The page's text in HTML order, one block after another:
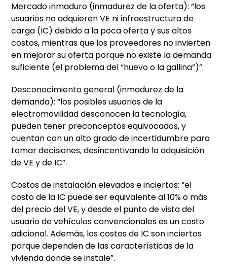
Mercado inmaduro (inmadurez de la oferta): “los
usuarios no adquieren VE ni infraestructura de
carga (IC) debido a la poca oferta y sus altos
costos, mientras que los proveedores no invierten
en mejorar su oferta porque no existe la demanda
suficiente (el problema del “huevo o la gallina”)”.
Desconocimiento general (inmadurez de la
demanda): “los posibles usuarios de la
electromovilidad desconocen la tecnología,
pueden tener preconceptos equivocados, y
cuentan con un alto grado de incertidumbre para
tomar decisiones, desincentivando la adquisición
de VE y de IC”.
Costos de instalación elevados e inciertos: “el
costo de la IC puede ser equivalente al 10% o más
del precio del VE, y desde el punto de vista del
usuario de vehículos convencionales es un costo
adicional. Además, los costos de IC son inciertos
porque dependen de las características de la
vivienda donde se instale”.